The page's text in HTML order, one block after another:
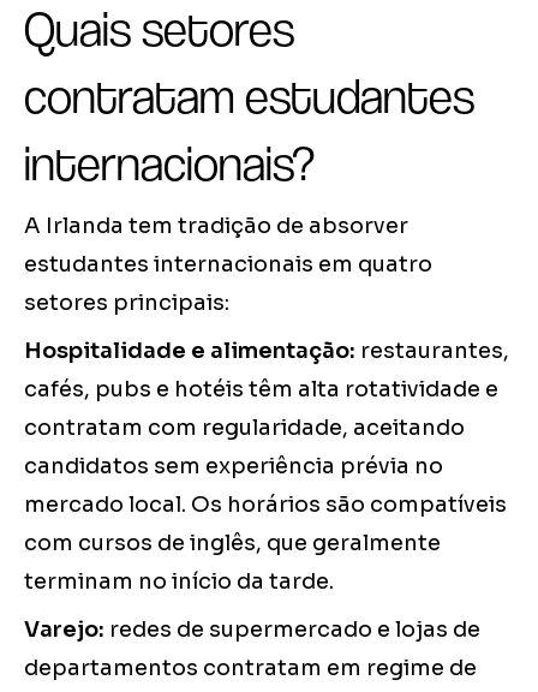
Quais setores
contratam estudantes
internacionais?
A Irlanda tem tradição de absorver
estudantes internacionais em quatro
setores principais:
Hospitalidade e alimentação: restaurantes,
cafés, pubs e hotéis têm alta rotatividade e
contratam com regularidade, aceitando
candidatos sem experiência prévia no
mercado local. Os horários são compatíveis
com cursos de inglês, que geralmente
terminam no início da tarde.
Varejo: redes de supermercado e lojas de
departamentos contratam em regime de